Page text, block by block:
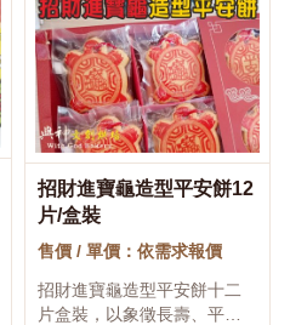
♡
招財進寶龜造型平安餅12
片/盒裝
售價 / 單價：依需求報價
招財進寶龜造型平安餅十二
片盒裝，以象徵長壽、平安